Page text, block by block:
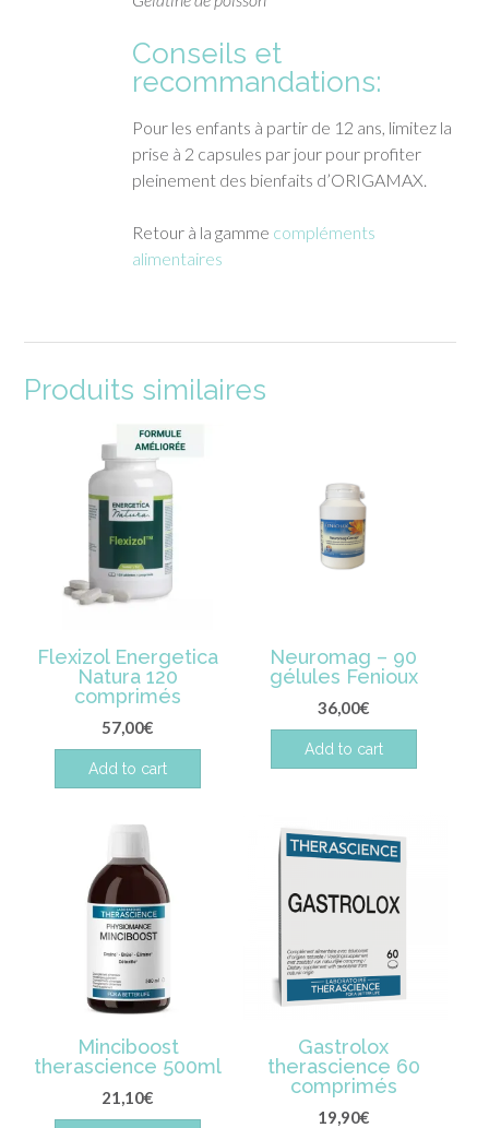
Conseils et
recommandations:
Pour les enfants à partir de 12 ans, limitez la
prise à 2 capsules par jour pour profiter
pleinement des bienfaits d’ORIGAMAX.
Retour à la gamme compléments
alimentaires
Produits similaires
Flexizol Energetica
Natura 120
comprimés
57,00€
Add to cart
Neuromag – 90
gélules Fenioux
36,00€
Add to cart
Minciboost
therascience 500ml
21,10€
Gastrolox
therascience 60
comprimés
19,90€